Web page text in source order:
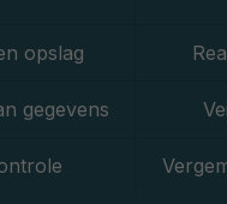
opslag
gegevens